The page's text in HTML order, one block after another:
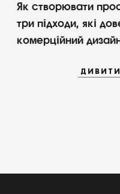
Як створювати
три підходи, які
комерційний